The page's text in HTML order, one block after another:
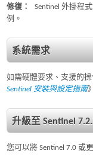
修復：
Sentinel 外掛程
例。
系統需求
如需硬體要求、支援的
Sentinel 安裝與設定指南
升級至 Sentinel
您可以將 Sentinel 7.0 或